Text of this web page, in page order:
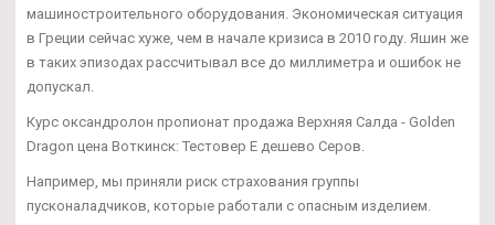
машиностроительного оборудования. Экономическая ситуация
в Греции сейчас хуже, чем в начале кризиса в 2010 году. Яшин же
в таких эпизодах рассчитывал все до миллиметра и ошибок не
допускал.
Курс оксандролон пропионат продажа Верхняя Салда - Golden
Dragon цена Воткинск: Тестовер Е дешево Серов.
Например, мы приняли риск страхования группы
пусконаладчиков, которые работали с опасным изделием.